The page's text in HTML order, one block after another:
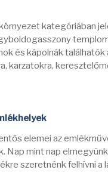
kategóriában
és kápolnák
karzatokra,
elemei az
Nap mint nap
szeretnénk felhívni